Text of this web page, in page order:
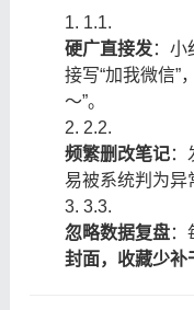
1.1.
硬广直接发：小
接写“加我微信”
～”。
2.2.
频繁删改笔记：
易被系统判为异
3.3.
忽略数据复盘：
封面，收藏少补